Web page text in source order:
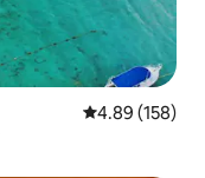
औसत रेटिंग 5 में से
4.89 (158)